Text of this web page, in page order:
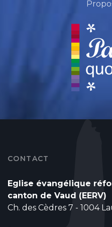
CONTACT
Eglise évangélique
canton de Vaud (EERV)
Ch. des Cèdres 7 - 1004